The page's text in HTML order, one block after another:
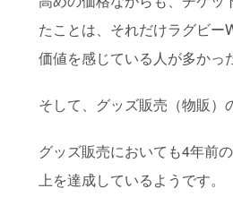
たことは、それだけラグビー
価値を感じている人が多かっ
そして、グッズ販売（物販）
グッズ販売においても4年前
上を達成しているようです。